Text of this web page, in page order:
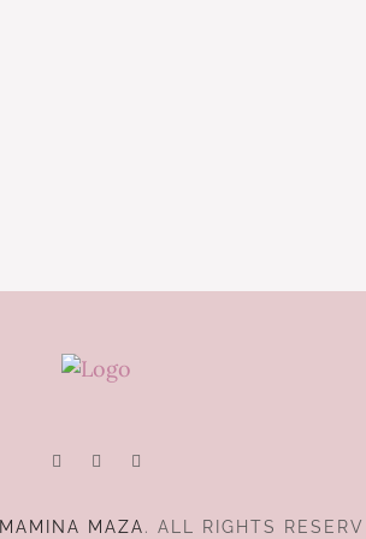
MAMINA MAZA. ALL RIGHTS